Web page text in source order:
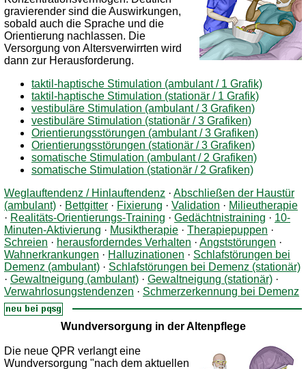
gravierender sind die Auswirkungen,
sobald auch die Sprache und die
Orientierung nachlassen. Die
Versorgung von Altersverwirrten wird
dann zur Herausforderung.
taktil-haptische Stimulation (ambulant / 1 Grafik)
taktil-haptische Stimulation (stationär / 1 Grafik)
vestibuläre Stimulation (ambulant / 3 Grafiken)
vestibuläre Stimulation (stationär / 3 Grafiken)
Orientierungsstörungen (ambulant / 3 Grafiken)
Orientierungsstörungen (stationär / 3 Grafiken)
somatische Stimulation (ambulant / 2 Grafiken)
somatische Stimulation (stationär / 2 Grafiken)
Weglauftendenz / Hinlauftendenz · Abschließen der Haustür
(ambulant) · Bettgitter · Fixierung · Validation · Milieutherapie
· Realitäts-Orientierungs-Training · Gedächtnistraining · 10-
Minuten-Aktivierung · Musiktherapie · Therapiepuppen ·
Schreien · herausforderndes Verhalten · Angststörungen ·
Wahnerkrankungen · Halluzinationen · Schlafstörungen bei
Demenz (ambulant) · Schlafstörungen bei Demenz (stationär)
· Gewaltneigung (ambulant) · Gewaltneigung (stationär) ·
Verwahrlosungstendenzen · Schmerzerkennung bei Demenz
Wundversorgung in der Altenpflege
Die neue QPR verlangt eine
Wundversorgung "nach dem aktuellen